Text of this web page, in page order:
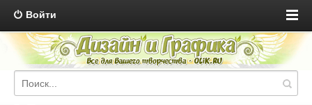
Войти